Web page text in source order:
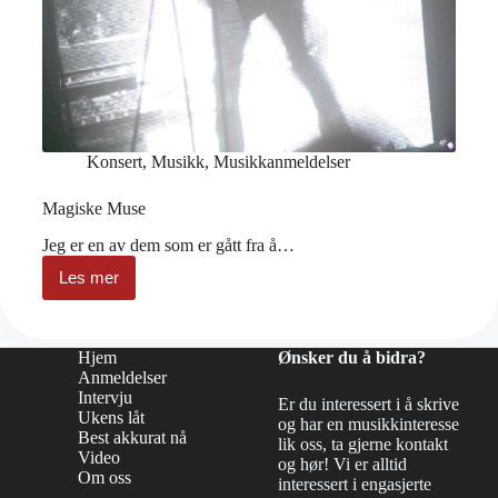
Konsert, Musikk, Musikkanmeldelser
Magiske Muse
Jeg er en av dem som er gått fra å…
Les mer
Magiske
Muse
Hjem
Anmeldelser
Intervju
Ukens låt
Best akkurat nå
Video
Om oss
Ønsker du å bidra?
Er du interessert i å skrive
og har en musikkinteresse
lik oss, ta gjerne kontakt
og hør! Vi er alltid
interessert i engasjerte